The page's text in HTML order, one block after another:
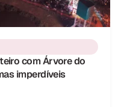
com Árvore do
imperdíveis